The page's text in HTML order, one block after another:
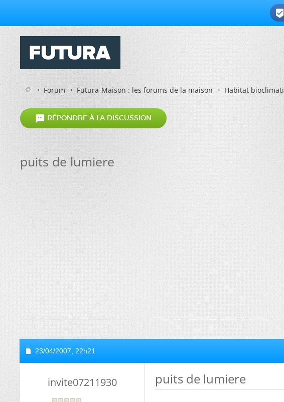

Forum Futura-Maison : les forums de la maison Habitat
 RÉPONDRE À LA DISCUSSION
puits de lumiere
23/04/2007, 22h21
invite07211930 puits de lumiere